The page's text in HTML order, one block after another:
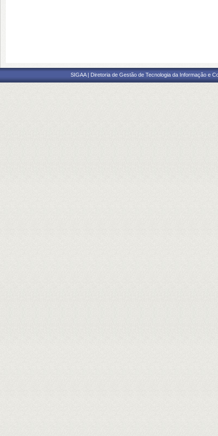
SIGAA | Diretoria de Gestão de Tecnologia da Informação e